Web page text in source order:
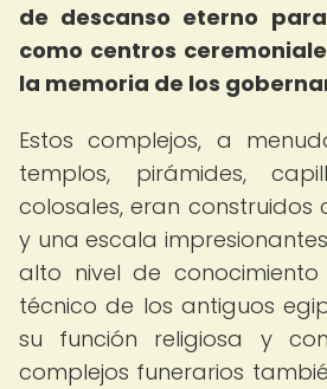
de descanso eterno
como centros
la memoria de los
Estos complejos, a
templos, pirámides,
colosales, eran construidos
y una escala
alto nivel de
técnico de los antiguos
su función religiosa y
complejos funerarios